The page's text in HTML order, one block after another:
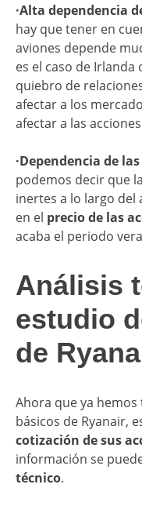
·Alta dependencia
hay que tener en
aviones depende
es el caso de
quiebro de
afectar a los
afectar a las
·Dependencia de
podemos decir que
inertes a lo largo del
en el precio de las
acaba el periodo
Análisis
estudio
de
Ahora que ya
básicos de Ryanair,
cotización de sus
información se
técnico.